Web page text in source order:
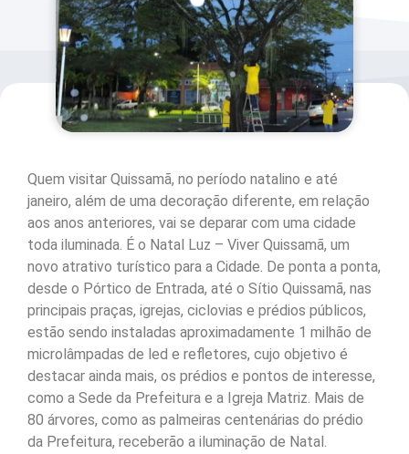
Quem visitar Quissamã, no período natalino e até
janeiro, além de uma decoração diferente, em relação
aos anos anteriores, vai se deparar com uma cidade
toda iluminada. É o Natal Luz – Viver Quissamã, um
novo atrativo turístico para a Cidade. De ponta a ponta,
desde o Pórtico de Entrada, até o Sítio Quissamã, nas
principais praças, igrejas, ciclovias e prédios públicos,
estão sendo instaladas aproximadamente 1 milhão de
microlâmpadas de led e refletores, cujo objetivo é
destacar ainda mais, os prédios e pontos de interesse,
como a Sede da Prefeitura e a Igreja Matriz. Mais de
80 árvores, como as palmeiras centenárias do prédio
da Prefeitura, receberão a iluminação de Natal.